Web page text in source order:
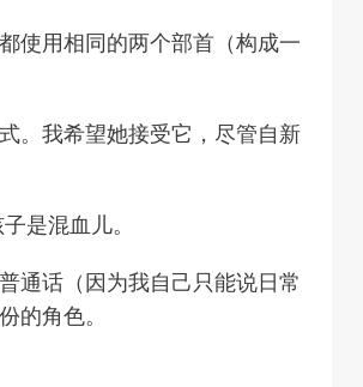
使用相同的两个部首（构成一
。我希望她接受它，尽管自新
是混血儿。
通话（因为我自己只能说日常
的角色。